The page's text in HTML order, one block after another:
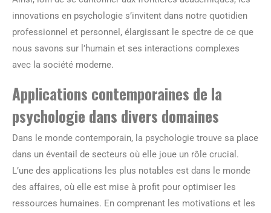
innovations en psychologie s’invitent dans notre quotidien
professionnel et personnel, élargissant le spectre de ce que
nous savons sur l’humain et ses interactions complexes
avec la société moderne.
Applications contemporaines de la
psychologie dans divers domaines
Dans le monde contemporain, la psychologie trouve sa place
dans un éventail de secteurs où elle joue un rôle crucial.
L’une des applications les plus notables est dans le monde
des affaires, où elle est mise à profit pour optimiser les
ressources humaines. En comprenant les motivations et les